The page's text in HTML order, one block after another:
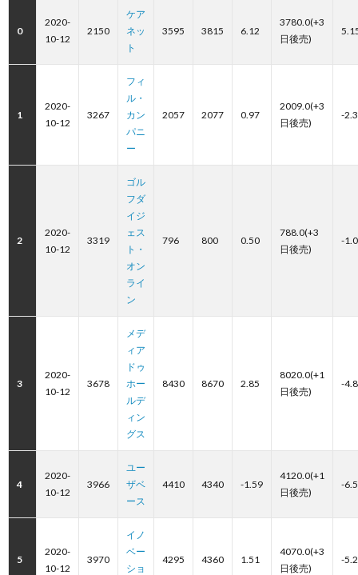
0
2020-
10-12
2150
ケア
ネッ
ト
3595 3815 6.12
3780.0(+3
日後売)
1
2020-
10-12
3267
フィ
ル・
カン
パニ
ー
2057 2077 0.97
2009.0(+3
日後売)
-
2
2020-
10-12
3319
ゴル
フダ
イジ
ェス
ト・
オン
ライ
ン
796 800 0.50
788.0(+3
日後売)
-
3
2020-
10-12
3678
メデ
ィア
ドゥ
ホー
ルデ
ィン
グス
8430 8670 2.85
8020.0(+1
日後売)
-
4
2020-
10-12
3966
ユー
ザベ
ース
4410 4340 -1.59
4120.0(+1
日後売)
-
5
2020-
10-12
3970
イノ
ベー
ショ
4295 4360 1.51
4070.0(+3
日後売)
-